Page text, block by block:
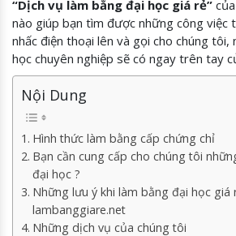
“Dịch vụ làm bằng đại học giá rẻ”
nào giúp bạn tìm được những công việc
nhấc điện thoại lên và gọi cho chúng tôi,
học chuyên nghiệp sẽ có ngay trên tay
Nội Dung
Hình thức làm bằng cấp chứng chỉ
Bạn cần cung cấp cho chúng tôi
đại học ?
Những lưu ý khi làm bằng đại học giá
lambanggiare.net
Những dịch vụ của chúng tôi